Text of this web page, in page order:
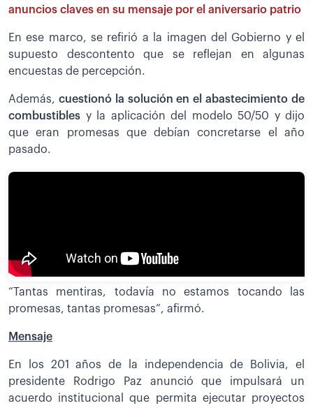
anuncios claves en su mensaje por el aniversario patrio
En ese marco, se refirió a la imagen del Gobierno y el
supuesto descontento que se reflejan en algunas
encuestas de percepción.
Además, cuestionó la solución en el abastecimiento de
combustibles y la aplicación del modelo 50/50 y dijo
que eran promesas que debían concretarse el año
pasado.
“Tantas mentiras, todavía no estamos tocando las
promesas, tantas promesas”, afirmó.
Mensaje
En los 201 años de la independencia de Bolivia, el
presidente Rodrigo Paz anunció que impulsará un
acuerdo institucional que permita ejecutar proyectos